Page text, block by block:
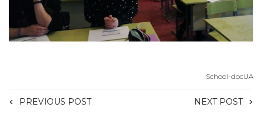
School-docUA
PREVIOUS POST NEXT POST